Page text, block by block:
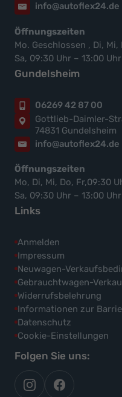
info@autoflex24.de
Öffnungszeiten
Mo. Geschlossen , Di,
Sa, 09:30 Uhr – 13:00 Uhr
Gundelsheim
06269 42 87 00
Gottlieb-Daimler-
74831 Gundelsheim
info@autoflex24.de
Öffnungszeiten
Mo, Di, Mi, Do, Fr,09:30
Sa, 09:30 Uhr – 13:00 Uhr
Links
Anmelden
Impressum
Neuwagen-
Gebrauchtwagen-
Widerrufsbelehrung
Informationen zur
Datenschutz
Cookie-Einstellungen
Folgen Sie uns:
autoflexautoflex24